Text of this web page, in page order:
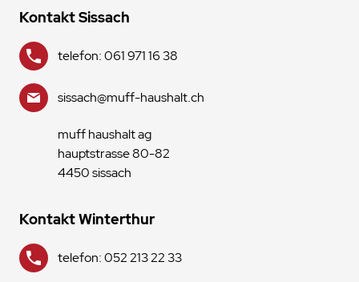
Kontakt Sissach
telefon: 061 971 16 38
sissach@muff-haushalt.ch
muff haushalt ag
hauptstrasse 80-82
4450 sissach
Kontakt Winterthur
telefon: 052 213 22 33